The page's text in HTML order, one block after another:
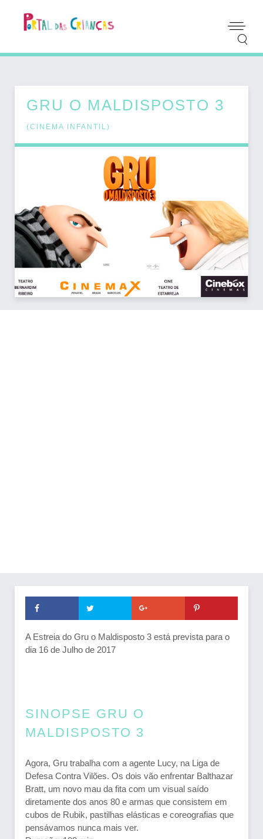
GRU O MALDISPOSTO 3
(CINEMA INFANTIL)
A Estreia do Gru o Maldisposto 3 está prevista para o
dia 16 de Julho de 2017
SINOPSE GRU O
MALDISPOSTO 3
Agora, Gru trabalha com a agente Lucy, na Liga de
Defesa Contra Vilões. Os dois vão enfrentar Balthazar
Bratt, um novo mau da fita com um visual saído
diretamente dos anos 80 e armas que consistem em
cubos de Rubik, pastilhas elásticas e coreografias que
pensávamos nunca mais ver.